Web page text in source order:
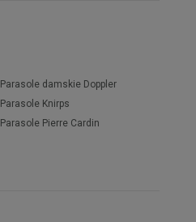
Parasole damskie Doppler
Parasole Knirps
Parasole Pierre Cardin